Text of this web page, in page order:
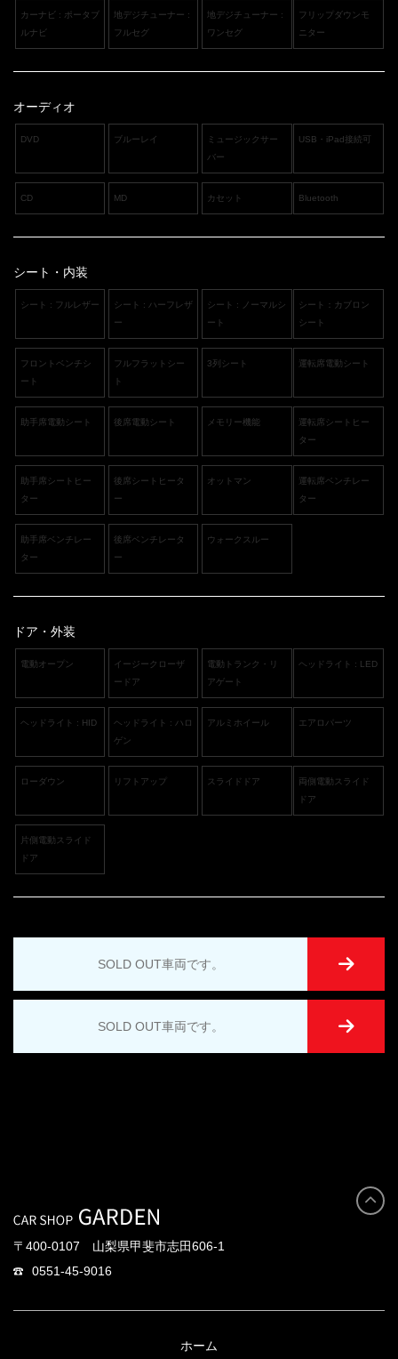
カーナビ : ポータブ
ルナビ
地デジチューナー :
フルセグ
地デジチューナー :
ワンセグ
フリップダウンモ
ニター
オーディオ
DVD ブルーレイ
ミュージックサー
バー
USB・iPad接続可
CD MD カセット Bluetooth
シート・内装
シート : フルレザー
シート : ハーフレザ
ー
シート : ノーマルシ
ート
シート：カブロン
シート
フロントベンチシ
ート
フルフラットシー
ト
3列シート 運転席電動シート
助手席電動シート 後席電動シート メモリー機能
運転席シートヒー
ター
助手席シートヒー
ター
後席シートヒータ
ー
オットマン
運転席ベンチレー
ター
助手席ベンチレー
ター
後席ベンチレータ
ー
ウォークスルー
ドア・外装
電動オープン
イージークローザ
ードア
電動トランク・リ
アゲート
ヘッドライト : LED
ヘッドライト : HID
ヘッドライト : ハロ
ゲン
アルミホイール エアロパーツ
ローダウン リフトアップ スライドドア
両側電動スライド
ドア
片側電動スライド
ドア
SOLD OUT車両です。
SOLD OUT車両です。
〒400-0107 山梨県甲斐市志田606-1
0551-45-9016
ホーム